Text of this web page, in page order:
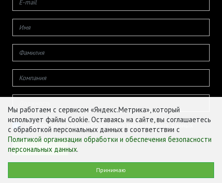
Даю согласие на обработку своих персональных данных
© ФГБУ «ЦЕНТР АГРОАНАЛИТИКИ», 2026
Мы работаем с сервисом «Яндекс.Метрика», который
использует файлы Cookie. Оставаясь на сайте, вы соглашаетесь
с обработкой персональных данных в соответствии с
Политикой организации обработки и обеспечения безопасности
персональных данных.
Принимаю